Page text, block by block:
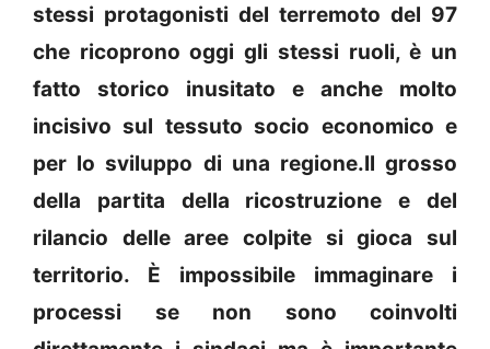
stessi protagonisti del terremoto del 97
che ricoprono oggi gli stessi ruoli, è un
fatto storico inusitato e anche molto
incisivo sul tessuto socio economico e
per lo sviluppo di una regione.Il grosso
della partita della ricostruzione e del
rilancio delle aree colpite si gioca sul
territorio. È impossibile immaginare i
processi se non sono coinvolti